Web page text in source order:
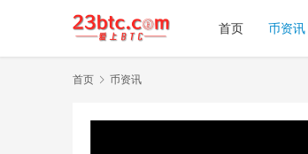
首页 币资讯
首页 币资讯